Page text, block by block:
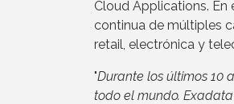
Cloud Applications.
continua de múltiples
retail, electrónica y
"Durante los últimos 10
todo el mundo.